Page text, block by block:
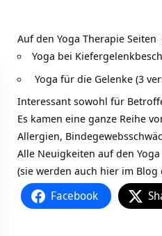
Auf den Yoga Therapie Seiten
Yoga bei
Yoga für die Gelenke (3
Interessant sowohl für
Es kamen eine ganze Reihe
Allergien,
Alle Neuigkeiten auf den
(sie werden auch hier im Blog
Facebook